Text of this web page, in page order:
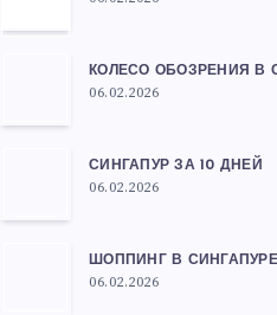
КОЛЕСО ОБОЗРЕНИЯ В
06.02.2026
СИНГАПУР ЗА 10 ДНЕЙ
06.02.2026
ШОППИНГ В СИНГАПУРЕ
06.02.2026